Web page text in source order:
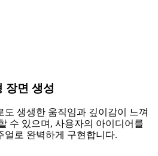
장면 생성
도 생생한 움직임과 깊이감이 느껴
수 있으며, 사용자의 아이디어를
얼로 완벽하게 구현합니다.